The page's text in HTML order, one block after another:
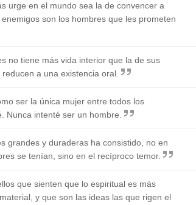
urge en el mundo sea la de convencer a
son los hombres que les prometen
no tiene más vida interior que la de sus
a una existencia oral.
ser la única mujer entre todos los
Nunca intenté ser un hombre.
grandes y duraderas ha consistido, no en
se tenían, sino en el recíproco temor.
que sienten que lo espiritual es más
y que son las ideas las que rigen el